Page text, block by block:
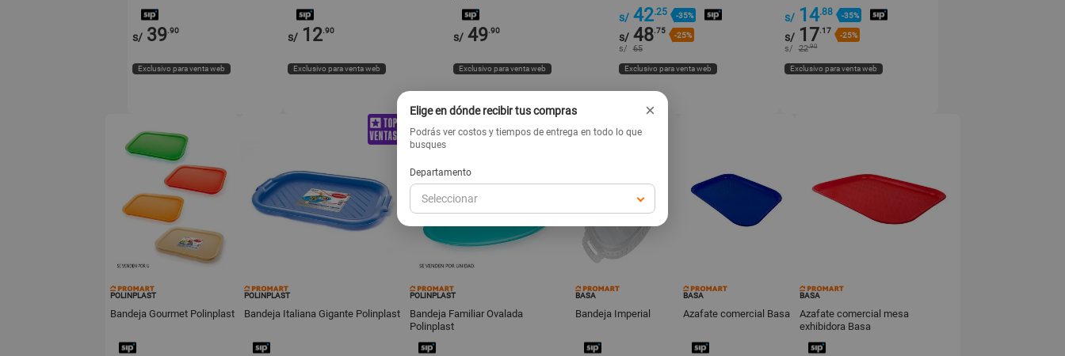
s/ 39.90
Exclusivo para venta web
s/ 12.90
Exclusivo para venta web
s/ 49.90
Exclusivo para venta web
s/ 42.25 -35%
s/ 48.75
-25%
s/ 65
Exclusivo para venta web
s/ 14.88 -35%
s/ 17.17
-25%
s/ 22.90
Exclusivo para venta web
POLINPLAST
Bandeja Gourmet Polinplast
POLINPLAST
Bandeja Italiana Gigante Polinplast
POLINPLAST
Bandeja Familiar Ovalada
Polinplast
BASA
Bandeja Imperial
BASA
Azafate comercial Basa
BASA
Azafate comercial mesa
exhibidora Basa
Elige en dónde recibir tus compras ×
Podrás ver costos y tiempos de entrega en todo lo que
busques
Departamento
Seleccionar